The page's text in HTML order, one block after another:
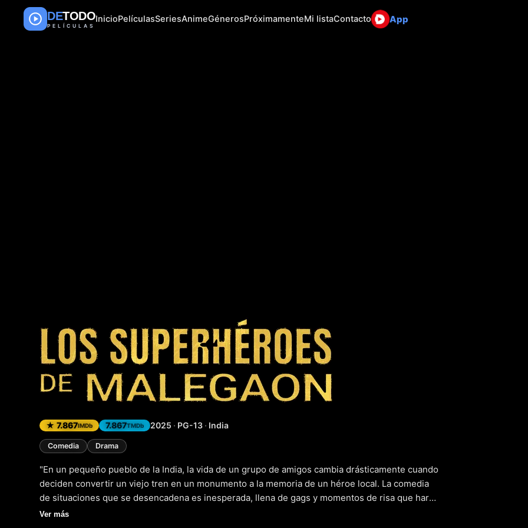
DETODO
PELÍCULAS
InicioPelículasSeriesAnimeGénerosPróximamenteMi listaContacto App
Héroes de Malegaon
★ 7.867IMDb 7.867TMDb 2025 · PG-13 · India
Comedia Drama
"En un pequeño pueblo de la India, la vida de un grupo de amigos cambia drásticamente cuando
deciden convertir un viejo tren en un monumento a la memoria de un héroe local. La comedia
de situaciones que se desencadena es inesperada, llena de gags y momentos de risa que harán
que te rías a carcajadas. Pero detrás de la burla y la diversión, hay una historia más profunda
Ver más